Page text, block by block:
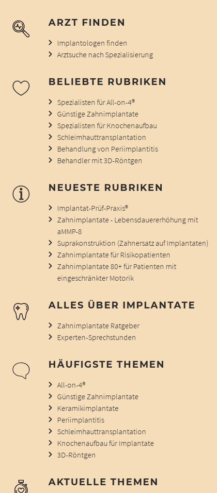
ARZT FINDEN
Implantologen finden
Arztsuche nach Spezialisierung
BELIEBTE RUBRIKEN
Spezialisten für All-on-4®
Günstige Zahnimplantate
Spezialisten für Knochenaufbau
Schleimhauttransplantation
Behandlung von Periimplantitis
Behandler mit 3D-Röntgen
NEUESTE RUBRIKEN
Implantat-Prüf-Praxis®
Zahnimplantate - Lebensdauererhöhung mit
aMMP-8
Suprakonstruktion (Zahnersatz auf Implantaten)
Zahnimplantate für Risikopatienten
Zahnimplantate 80+ für Patienten mit
eingeschränkter Motorik
ALLES ÜBER IMPLANTATE
Zahnimplantate Ratgeber
Experten-Sprechstunden
HÄUFIGSTE THEMEN
All-on-4®
Günstige Zahnimplantate
Keramikimplantate
Periimplantitis
Schleimhauttransplantation
Knochenaufbau für Implantate
3D-Röntgen
AKTUELLE THEMEN